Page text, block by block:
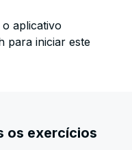
aplicativo
para iniciar este
os exercícios